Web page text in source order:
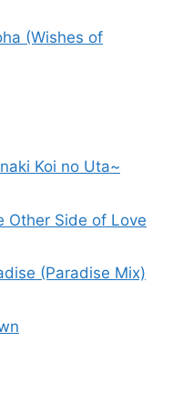
(Wishes of
Koi no Uta~
Other Side of Love
(Paradise Mix)